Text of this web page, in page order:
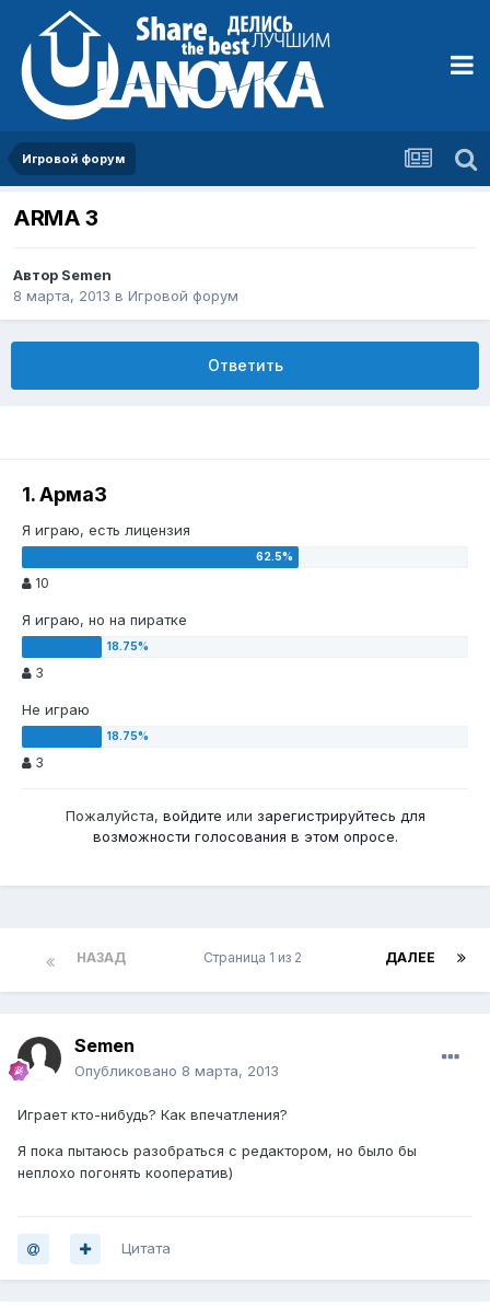
Игровой форум
ARMA 3
Автор Semen
8 марта, 2013 в Игровой форум
Ответить
1. Арма3
Я играю, есть лицензия
10
Я играю, но на пиратке
3
Не играю
3
Пожалуйста, войдите или зарегистрируйтесь для
возможности голосования в этом опросе.
НАЗАД ДАЛЕЕ
Страница 1 из 2
Semen
Опубликовано 8 марта, 2013
Играет кто-нибудь? Как впечатления?
Я пока пытаюсь разобраться с редактором, но было бы
неплохо погонять кооператив)
Цитата